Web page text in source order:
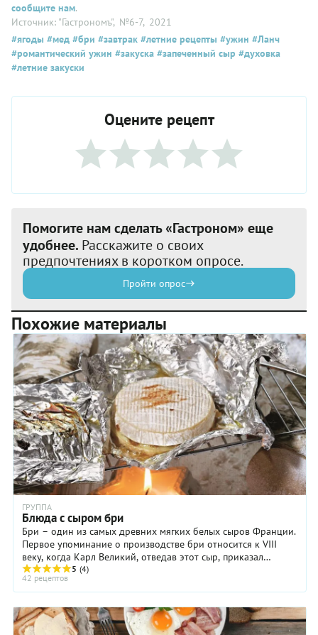
сообщите нам.
Источник: "Гастрономъ", №6-7, 2021
#ягоды #мед #бри #завтрак #летние рецепты #ужин #Ланч
#романтический ужин #закуска #запеченный сыр #духовка
#летние закуски
Оцените рецепт
Помогите нам сделать «Гастроном» еще
удобнее. Расскажите о своих
предпочтениях в коротком опросе.
Пройти опрос
Похожие материалы
ГРУППА
Блюда с сыром бри
Бри – один из самых древних мягких белых сыров Франции.
Первое упоминание о производстве бри относится к VIII
веку, когда Карл Великий, отведав этот сыр, приказал
присылать его к ...
5 (4)
42 рецептов